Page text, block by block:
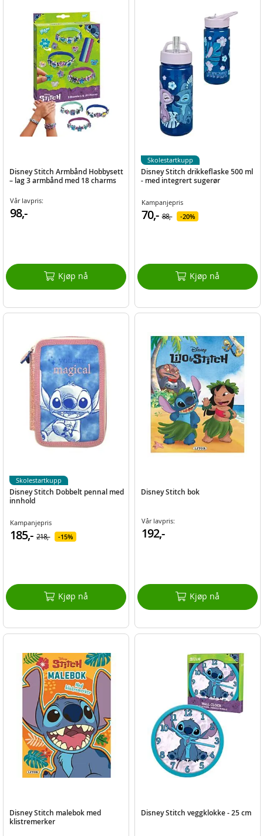
Disney Stitch Armbånd Hobbysett
– lag 3 armbånd med 18 charms
Vår lavpris:
98,-
Kjøp nå
Disney Stitch drikkeflaske 500 ml
- med integrert sugerør
Kampanjepris
70,- 88,- 20%
Kjøp nå
Skolestartkupp
Disney Stitch Dobbelt pennal med
innhold
Kampanjepris
185,- 218,- 15%
Kjøp nå
Skolestartkupp
Disney Stitch bok
Vår lavpris:
192,-
Kjøp nå
Disney Stitch malebok med
klistremerker
Disney Stitch veggklokke - 25 cm